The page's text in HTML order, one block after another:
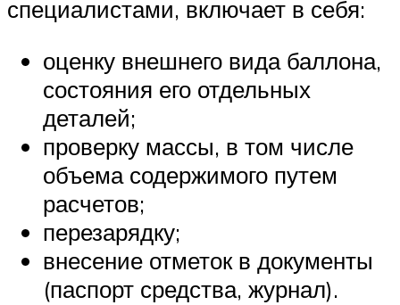
специалистами, включает в себя:
оценку внешнего вида баллона,
состояния его отдельных
деталей;
проверку массы, в том числе
объема содержимого путем
расчетов;
перезарядку;
внесение отметок в документы
(паспорт средства, журнал).